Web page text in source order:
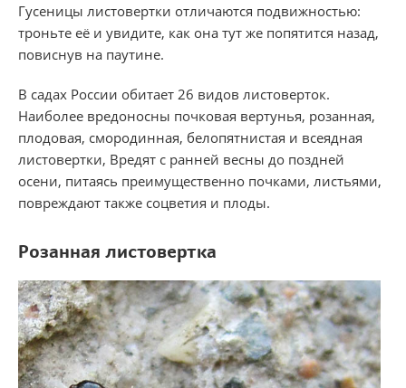
Гусеницы листовертки отличаются подвижностью:
троньте её и увидите, как она тут же попятится назад,
повиснув на паутине.
В садах России обитает 26 видов листоверток.
Наиболее вредоносны почковая вертунья, розанная,
плодовая, смородинная, белопятнистая и всеядная
листовертки, Вредят с ранней весны до поздней
осени, питаясь преимущественно почками, листьями,
повреждают также соцветия и плоды.
Розанная листовертка